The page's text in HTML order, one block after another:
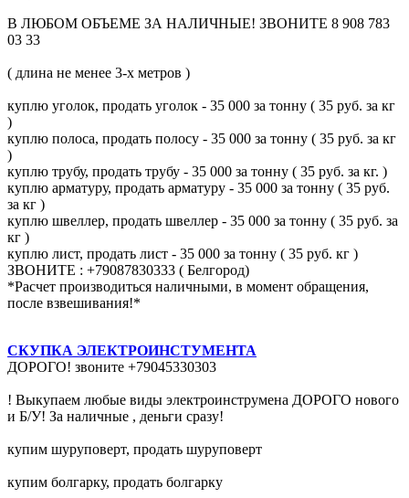
В ЛЮБОМ ОБЪЕМЕ ЗА НАЛИЧНЫЕ! ЗВОНИТЕ 8 908 783
03 33
( длина не менее 3-х метров )
куплю уголок, продать уголок - 35 000 за тонну ( 35 руб. за кг
)
куплю полоса, продать полосу - 35 000 за тонну ( 35 руб. за кг
)
куплю трубу, продать трубу - 35 000 за тонну ( 35 руб. за кг. )
куплю арматуру, продать арматуру - 35 000 за тонну ( 35 руб.
за кг )
куплю швеллер, продать швеллер - 35 000 за тонну ( 35 руб. за
кг )
куплю лист, продать лист - 35 000 за тонну ( 35 руб. кг )
ЗВОНИТЕ : +79087830333 ( Белгород)
*Расчет производиться наличными, в момент обращения,
после взвешивания!*
СКУПКА ЭЛЕКТРОИНСТУМЕНТА
ДОРОГО! звоните +79045330303
! Выкупаем любые виды электроинструмена ДОРОГО нового
и Б/У! За наличные , деньги сразу!
купим шуруповерт, продать шуруповерт
купим болгарку, продать болгарку